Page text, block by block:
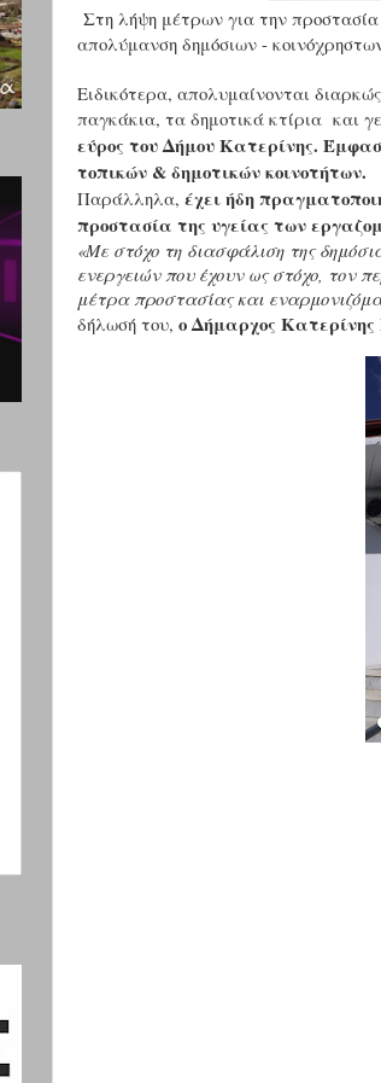
Στη λήψη μέτρων για την προστασία
απολύμανση δημόσιων -
Ειδικότερα, απολυμαίνονται
παγκάκια, τα δημοτικά κτίρια και
εύρος του Δήμου Κατερίνης.
τοπικών & δημοτικών κοινοτήτων.
Παράλληλα, έχει ήδη
προστασία της υγείας των
«Με στόχο τη διασφάλιση της
ενεργειών που έχουν ως στόχο, τον
μέτρα προστασίας και
δήλωσή του, ο Δήμαρχος